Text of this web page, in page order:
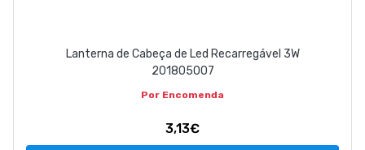
Lanterna de Cabeça de Led Recarregável 3W
201805007
Por Encomenda
3,13€